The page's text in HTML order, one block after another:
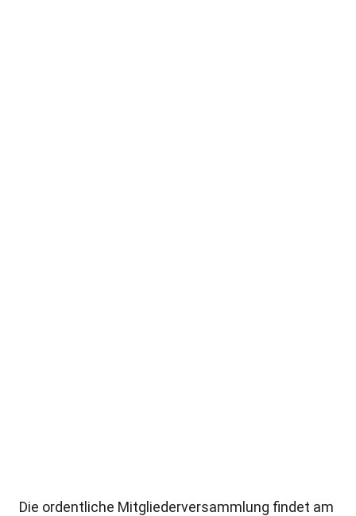
Die ordentliche Mitgliederversammlung findet am